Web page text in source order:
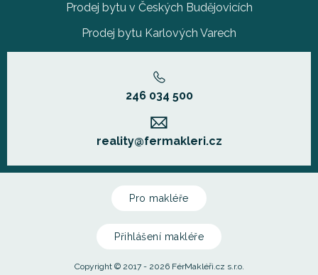
Prodej bytu v Českých Budějovicích
Prodej bytu Karlových Varech
246 034 500
reality@fermakleri.cz
Pro makléře
Přihlášení makléře
Copyright © 2017 - 2026 FérMakléři.cz s.r.o.